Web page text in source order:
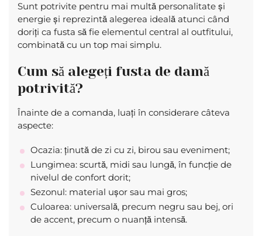
Sunt potrivite pentru mai multă personalitate și
energie și reprezintă alegerea ideală atunci când
doriți ca fusta să fie elementul central al outfitului,
combinată cu un top mai simplu.
Cum să alegeți fusta de damă
potrivită?
Înainte de a comanda, luați în considerare câteva
aspecte:
Ocazia: ținută de zi cu zi, birou sau eveniment;
Lungimea: scurtă, midi sau lungă, în funcție de
nivelul de confort dorit;
Sezonul: material ușor sau mai gros;
Culoarea: universală, precum negru sau bej, ori
de accent, precum o nuanță intensă.